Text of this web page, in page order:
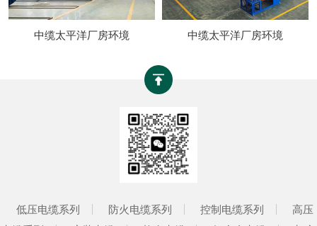
中缆太平洋厂房环境 中缆太平洋厂房环境
低压电缆系列 防火电缆系列 控制电缆系列
高压